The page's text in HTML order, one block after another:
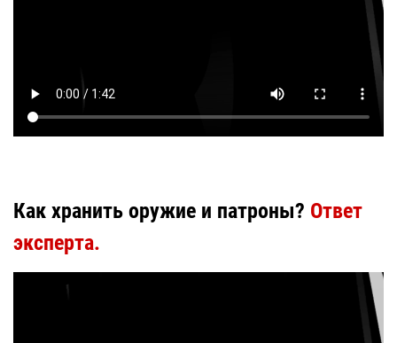
Как хранить оружие и патроны? Ответ
эксперта.